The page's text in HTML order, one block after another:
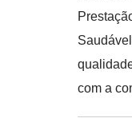
com a